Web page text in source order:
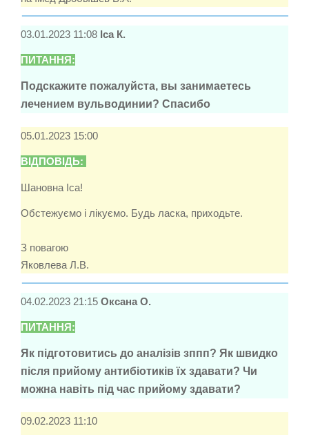
03.01.2023 11:08 Іса К.
ПИТАННЯ:
Подскажите пожалуйста, вы занимаетесь
лечением вульводинии? Спасибо
05.01.2023 15:00
ВІДПОВІДЬ:
Шановна Іса!
Обстежуємо і лікуємо. Будь ласка, приходьте.
З повагою
Яковлева Л.В.
04.02.2023 21:15 Оксана О.
ПИТАННЯ:
Як підготовитись до аналізів зппп? Як швидко
після прийому антибіотиків їх здавати? Чи
можна навіть під час прийому здавати?
09.02.2023 11:10